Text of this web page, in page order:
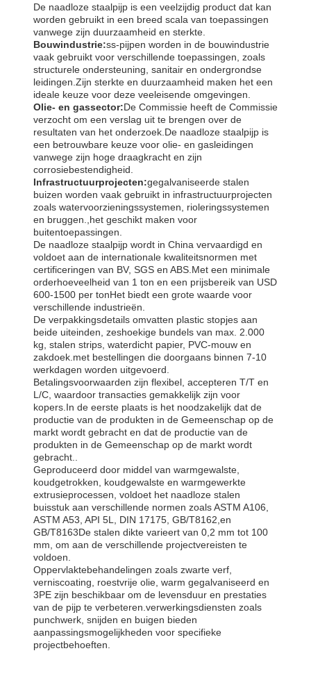
De naadloze staalpijp is een veelzijdig product dat kan
worden gebruikt in een breed scala van toepassingen
vanwege zijn duurzaamheid en sterkte.
Bouwindustrie:ss-pijpen worden in de bouwindustrie
vaak gebruikt voor verschillende toepassingen, zoals
structurele ondersteuning, sanitair en ondergrondse
leidingen.Zijn sterkte en duurzaamheid maken het een
ideale keuze voor deze veeleisende omgevingen.
Olie- en gassector:De Commissie heeft de Commissie
verzocht om een verslag uit te brengen over de
resultaten van het onderzoek.De naadloze staalpijp is
een betrouwbare keuze voor olie- en gasleidingen
vanwege zijn hoge draagkracht en zijn
corrosiebestendigheid.
Infrastructuurprojecten:gegalvaniseerde stalen
buizen worden vaak gebruikt in infrastructuurprojecten
zoals watervoorzieningssystemen, rioleringssystemen
en bruggen.,het geschikt maken voor
buitentoepassingen.
De naadloze staalpijp wordt in China vervaardigd en
voldoet aan de internationale kwaliteitsnormen met
certificeringen van BV, SGS en ABS.Met een minimale
orderhoeveelheid van 1 ton en een prijsbereik van USD
600-1500 per tonHet biedt een grote waarde voor
verschillende industrieën.
De verpakkingsdetails omvatten plastic stopjes aan
beide uiteinden, zeshoekige bundels van max. 2.000
kg, stalen strips, waterdicht papier, PVC-mouw en
zakdoek.met bestellingen die doorgaans binnen 7-10
werkdagen worden uitgevoerd.
Betalingsvoorwaarden zijn flexibel, accepteren T/T en
L/C, waardoor transacties gemakkelijk zijn voor
kopers.In de eerste plaats is het noodzakelijk dat de
productie van de produkten in de Gemeenschap op de
markt wordt gebracht en dat de productie van de
produkten in de Gemeenschap op de markt wordt
gebracht..
Geproduceerd door middel van warmgewalste,
koudgetrokken, koudgewalste en warmgewerkte
extrusieprocessen, voldoet het naadloze stalen
buisstuk aan verschillende normen zoals ASTM A106,
ASTM A53, API 5L, DIN 17175, GB/T8162,en
GB/T8163De stalen dikte varieert van 0,2 mm tot 100
mm, om aan de verschillende projectvereisten te
voldoen.
Oppervlaktebehandelingen zoals zwarte verf,
verniscoating, roestvrije olie, warm gegalvaniseerd en
3PE zijn beschikbaar om de levensduur en prestaties
van de pijp te verbeteren.verwerkingsdiensten zoals
punchwerk, snijden en buigen bieden
aanpassingsmogelijkheden voor specifieke
projectbehoeften.